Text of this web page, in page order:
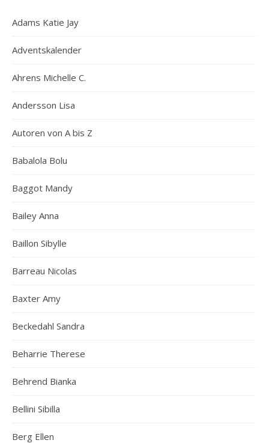
Adams Katie Jay
Adventskalender
Ahrens Michelle C.
Andersson Lisa
Autoren von A bis Z
Babalola Bolu
Baggot Mandy
Bailey Anna
Baillon Sibylle
Barreau Nicolas
Baxter Amy
Beckedahl Sandra
Beharrie Therese
Behrend Bianka
Bellini Sibilla
Berg Ellen